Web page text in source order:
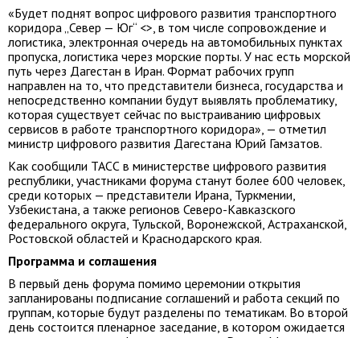
«Будет поднят вопрос цифрового развития транспортного
коридора „Север — Юг“ <>, в том числе сопровождение и
логистика, электронная очередь на автомобильных пунктах
пропуска, логистика через морские порты. У нас есть морской
путь через Дагестан в Иран. Формат рабочих групп
направлен на то, что представители бизнеса, государства и
непосредственно компании будут выявлять проблематику,
которая существует сейчас по выстраиванию цифровых
сервисов в работе транспортного коридора», — отметил
министр цифрового развития Дагестана Юрий Гамзатов.
Как сообщили ТАСС в министерстве цифрового развития
республики, участниками форума станут более 600 человек,
среди которых — представители Ирана, Туркмении,
Узбекистана, а также регионов Северо-Кавказского
федерального округа, Тульской, Воронежской, Астраханской,
Ростовской областей и Краснодарского края.
Программа и соглашения
В первый день форума помимо церемонии открытия
запланированы подписание соглашений и работа секций по
группам, которые будут разделены по тематикам. Во второй
день состоится пленарное заседание, в котором ожидается